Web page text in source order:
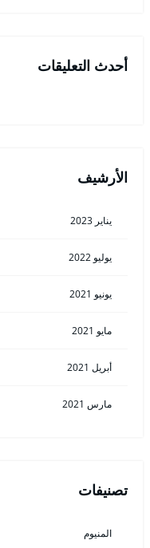
أحدث التعليقات
الأرشيف
يناير 2023
يوليو 2022
يونيو 2021
مايو 2021
أبريل 2021
مارس 2021
تصنيفات
المنيوم